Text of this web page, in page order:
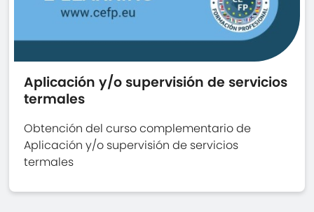
Aplicación y/o supervisión de servicios
termales
Obtención del curso complementario de
Aplicación y/o supervisión de servicios
termales